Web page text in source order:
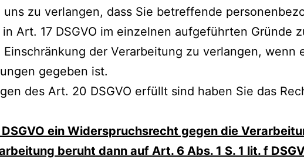
uns zu verlangen, dass Sie betreffende
Art. 17 DSGVO im einzelnen aufgeführten Gründe
der Verarbeitung zu verlangen, wenn
gegeben ist.
des Art. 20 DSGVO erfüllt sind haben Sie das
ein Widerspruchsrecht gegen die
beruht dann auf Art. 6 Abs. 1 S. 1 lit. f